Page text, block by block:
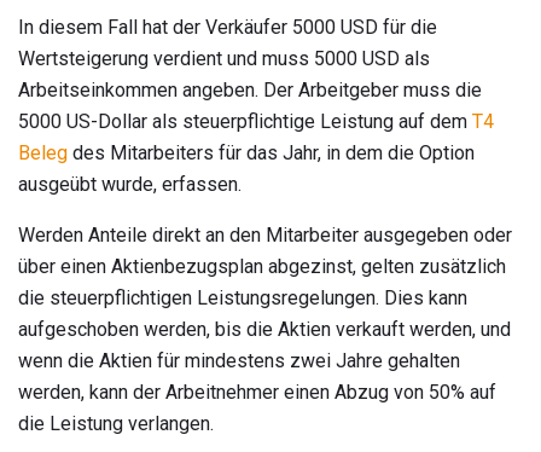
In diesem Fall hat der Verkäufer 5000 USD für die
Wertsteigerung verdient und muss 5000 USD als
Arbeitseinkommen angeben. Der Arbeitgeber muss die
5000 US-Dollar als steuerpflichtige Leistung auf dem T4
Beleg des Mitarbeiters für das Jahr, in dem die Option
ausgeübt wurde, erfassen.
Werden Anteile direkt an den Mitarbeiter ausgegeben oder
über einen Aktienbezugsplan abgezinst, gelten zusätzlich
die steuerpflichtigen Leistungsregelungen. Dies kann
aufgeschoben werden, bis die Aktien verkauft werden, und
wenn die Aktien für mindestens zwei Jahre gehalten
werden, kann der Arbeitnehmer einen Abzug von 50% auf
die Leistung verlangen.